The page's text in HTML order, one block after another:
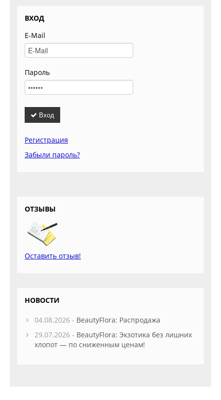
ВХОД
E-Mail
Пароль
Вход
Регистрация
Забыли пароль?
ОТЗЫВЫ
Оставить отзыв!
НОВОСТИ
04.08.2026 - BeautyFlora: Распродажа
29.07.2026 - BeautyFlora: Экзотика без лишних
хлопот — по сниженным ценам!